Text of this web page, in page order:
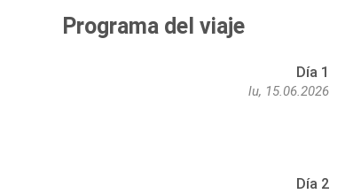
Programa del viaje
Día 1
lu, 15.06.2026
Día 2